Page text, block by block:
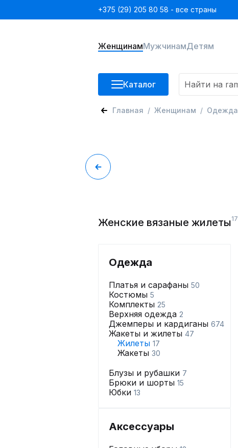
+375 (29) 205 80 58 - все страны
ЖенщинамМужчинамДетям
Каталог
Главная Женщинам Одежда
Женские вязаные жилеты17
Одежда
Платья и сарафаны 50
Костюмы 5
Комплекты 25
Верхняя одежда 2
Джемперы и кардиганы 674
Жакеты и жилеты 47
Жилеты 17
Жакеты 30
Блузы и рубашки 7
Брюки и шорты 15
Юбки 13
Аксессуары